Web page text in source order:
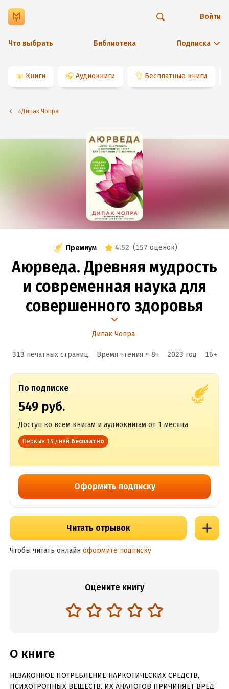
Что выбрать Библиотека Подписка
Войти
📖 Книги 🎧 Аудиокниги 👌 Бесплатные книги
⭐️Дипак Чопра
Премиум 4.52 (157 оценок)
Аюрведа. Древняя мудрость
и современная наука для
совершенного здоровья
Дипак Чопра
313 печатных страниц Время чтения ≈ 8ч 2023 год 16+
По подписке
549 руб.
Доступ ко всем книгам и аудиокнигам от 1 месяца
Первые 14 дней бесплатно
Оформить подписку
Читать отрывок
Чтобы читать онлайн оформите подписку
Оцените книгу
О книге
НЕЗАКОННОЕ ПОТРЕБЛЕНИЕ НАРКОТИЧЕСКИХ СРЕДСТВ,
ПСИХОТРОПНЫХ ВЕЩЕСТВ, ИХ АНАЛОГОВ ПРИЧИНЯЕТ ВРЕД